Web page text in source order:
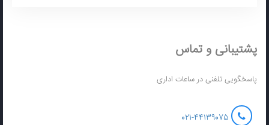
پشتیبانی و تماس
پاسخگویی تلفنی در ساعات اداری
021-44139075